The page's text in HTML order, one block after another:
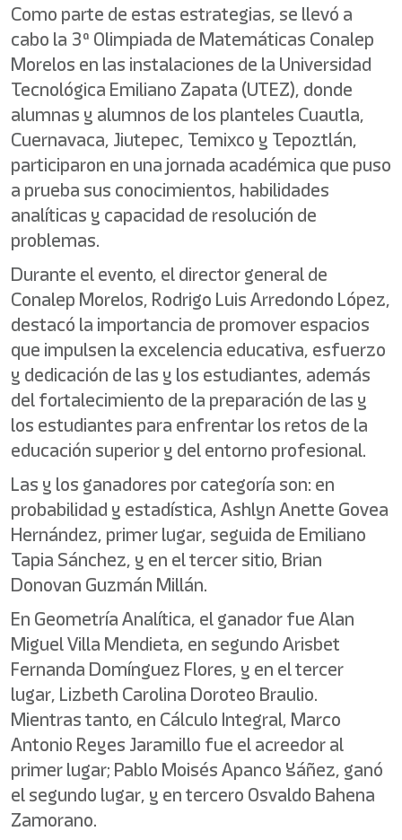
Como parte de estas estrategias, se llevó a
cabo la 3ª Olimpiada de Matemáticas Conalep
Morelos en las instalaciones de la Universidad
Tecnológica Emiliano Zapata (UTEZ), donde
alumnas y alumnos de los planteles Cuautla,
Cuernavaca, Jiutepec, Temixco y Tepoztlán,
participaron en una jornada académica que puso
a prueba sus conocimientos, habilidades
analíticas y capacidad de resolución de
problemas.
Durante el evento, el director general de
Conalep Morelos, Rodrigo Luis Arredondo López,
destacó la importancia de promover espacios
que impulsen la excelencia educativa, esfuerzo
y dedicación de las y los estudiantes, además
del fortalecimiento de la preparación de las y
los estudiantes para enfrentar los retos de la
educación superior y del entorno profesional.
Las y los ganadores por categoría son: en
probabilidad y estadística, Ashlyn Anette Govea
Hernández, primer lugar, seguida de Emiliano
Tapia Sánchez, y en el tercer sitio, Brian
Donovan Guzmán Millán.
En Geometría Analítica, el ganador fue Alan
Miguel Villa Mendieta, en segundo Arisbet
Fernanda Domínguez Flores, y en el tercer
lugar, Lizbeth Carolina Doroteo Braulio.
Mientras tanto, en Cálculo Integral, Marco
Antonio Reyes Jaramillo fue el acreedor al
primer lugar; Pablo Moisés Apanco Yáñez, ganó
el segundo lugar, y en tercero Osvaldo Bahena
Zamorano.